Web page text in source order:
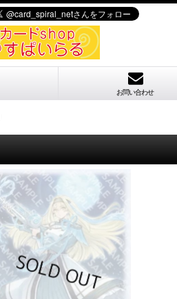
お問い合わせ